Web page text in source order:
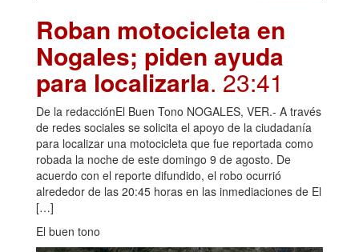
Roban motocicleta en
Nogales; piden ayuda
para localizarla. 23:41
De la redacciónEl Buen Tono NOGALES, VER.- A través
de redes sociales se solicita el apoyo de la ciudadanía
para localizar una motocicleta que fue reportada como
robada la noche de este domingo 9 de agosto. De
acuerdo con el reporte difundido, el robo ocurrió
alrededor de las 20:45 horas en las inmediaciones de El
[…]
El buen tono